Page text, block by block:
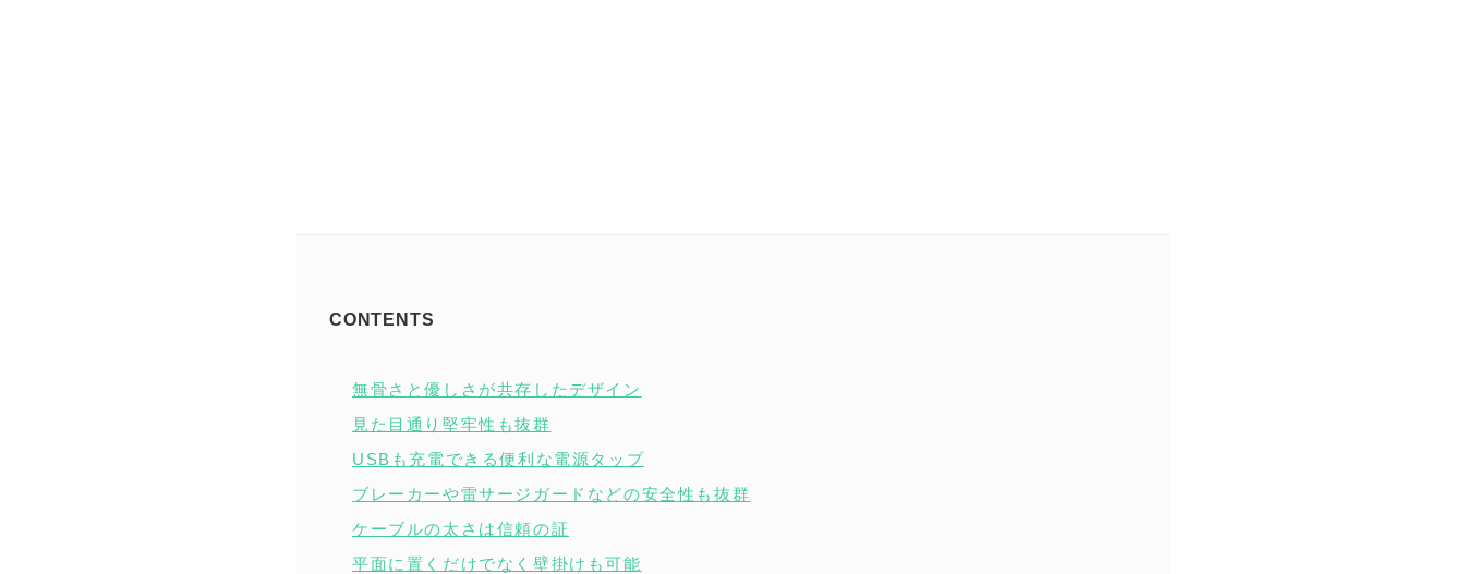
CONTENTS
無骨さと優しさが共存したデザイン
見た目通り堅牢性も抜群
USBも充電できる便利な電源タップ
ブレーカーや雷サージガードなどの安全性も抜群
ケーブルの太さは信頼の証
平面に置くだけでなく壁掛けも可能